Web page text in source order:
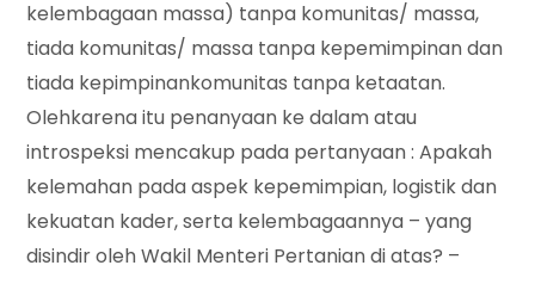
kelembagaan massa) tanpa komunitas/ massa,
tiada komunitas/ massa tanpa kepemimpinan dan
tiada kepimpinankomunitas tanpa ketaatan.
Olehkarena itu penanyaan ke dalam atau
introspeksi mencakup pada pertanyaan : Apakah
kelemahan pada aspek kepemimpian, logistik dan
kekuatan kader, serta kelembagaannya – yang
disindir oleh Wakil Menteri Pertanian di atas? –